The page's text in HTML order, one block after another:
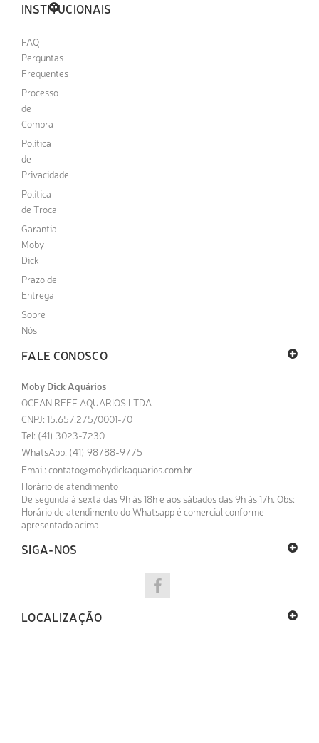
INSTITUCIONAIS
FAQ-
Perguntas
Frequentes
Processo
de
Compra
Política
de
Privacidade
Política
de Troca
Garantia
Moby
Dick
Prazo de
Entrega
Sobre
Nós
FALE CONOSCO
Moby Dick Aquários
OCEAN REEF AQUARIOS LTDA
CNPJ: 15.657.275/0001-70
Tel: (41) 3023-7230
WhatsApp: (41) 98788-9775
Email: contato@mobydickaquarios.com.br
Horário de atendimento
De segunda à sexta das 9h às 18h e aos sábados das 9h às 17h. Obs:
Horário de atendimento do Whatsapp é comercial conforme
apresentado acima.
SIGA-NOS
LOCALIZAÇÃO